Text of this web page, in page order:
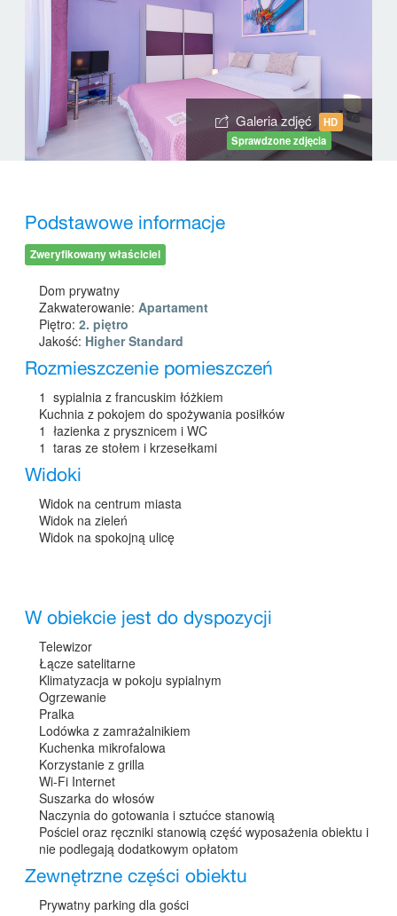
Galeria zdjęć
HD
Sprawdzone zdjęcia
Podstawowe informacje
Zweryfikowany właściciel
Dom prywatny
Zakwaterowanie: Apartament
Piętro: 2. piętro
Jakość: Higher Standard
Rozmieszczenie pomieszczeń
1 sypialnia z francuskim łóżkiem
Kuchnia z pokojem do spożywania posiłków
1 łazienka z prysznicem i WC
1 taras ze stołem i krzesełkami
Widoki
Widok na centrum miasta
Widok na zieleń
Widok na spokojną ulicę
W obiekcie jest do dyspozycji
Telewizor
Łącze satelitarne
Klimatyzacja w pokoju sypialnym
Ogrzewanie
Pralka
Lodówka z zamrażalnikiem
Kuchenka mikrofalowa
Korzystanie z grilla
Wi-Fi Internet
Suszarka do włosów
Naczynia do gotowania i sztućce stanowią
Pościel oraz ręczniki stanowią część wyposażenia obiektu i
nie podlegają dodatkowym opłatom
Zewnętrzne części obiektu
Prywatny parking dla gości